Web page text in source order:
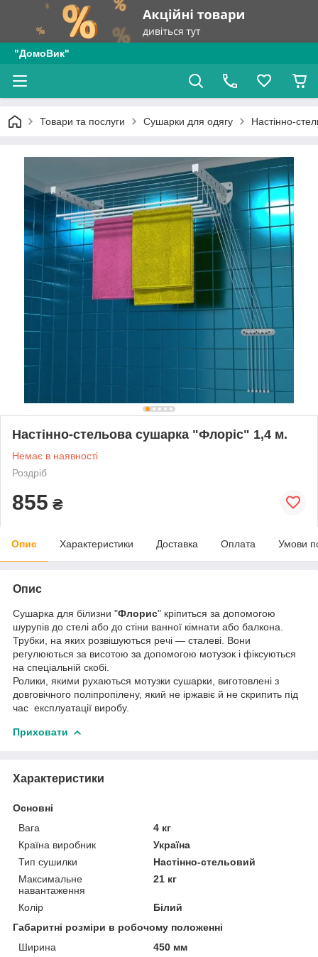
"ДомоВик"
Товари та послуги Сушарки для одягу Настінно-
Настінно-стельова сушарка "Флоріс" 1,4 м.
Немає в наявності
Роздріб
855 ₴
Опис Характеристики Доставка Оплата Умови
Опис
Сушарка для білизни "Флорис" кріпиться за допомогою
шурупів до стелі або до стіни ванної кімнати або балкона.
Трубки, на яких розвішуються речі — сталеві. Вони
регулюються за висотою за допомогою мотузок і фіксуються
на спеціальній скобі.
Ролики, якими рухаються мотузки сушарки, виготовлені з
довговічного поліпропілену, який не іржавіє й не скрипить під
час експлуатації виробу.
Приховати
Характеристики
Основні
Вага
4 кг
Країна виробник
Україна
Тип сушилки
Настінно-стельовий
Максимальне
навантаження
21 кг
Колір
Білий
Габаритні розміри в робочому положенні
Ширина
450 мм